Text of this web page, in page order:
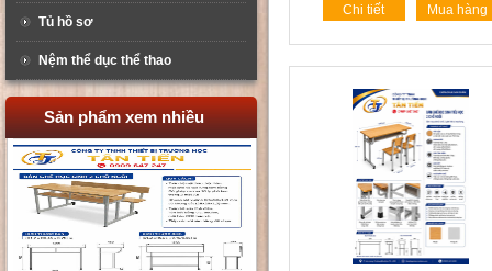
Tủ hồ sơ
Nệm thể dục thể thao
Sản phẩm xem nhiều
Chi tiết
Mua hàng